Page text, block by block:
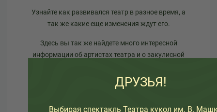
Узнайте как развивался театр в разное время, а
так же какие еще изменения ждут его.
Здесь вы так же найдете много интересной
информации об артистах театра и о закулисной
ДРУЗЬЯ!
Выбирая спектакль Театра кукол им. В.